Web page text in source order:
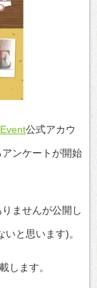
公式アカウ
ンケートが開始
ませんが公開し
と思います)。
します。